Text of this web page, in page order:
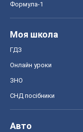
Формула-1
Моя школа
ГДЗ
Онлайн уроки
ЗНО
СНД посібники
Авто